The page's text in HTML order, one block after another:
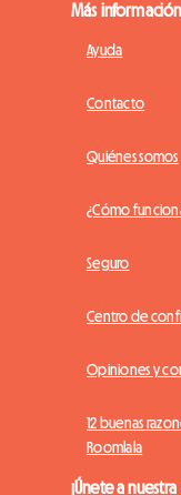
Más información
Ayuda
Contacto
Quiénes somos
¿Cómo
Seguro
Centro de
Opiniones y
12 buenas
Roomlala
¡Únete a